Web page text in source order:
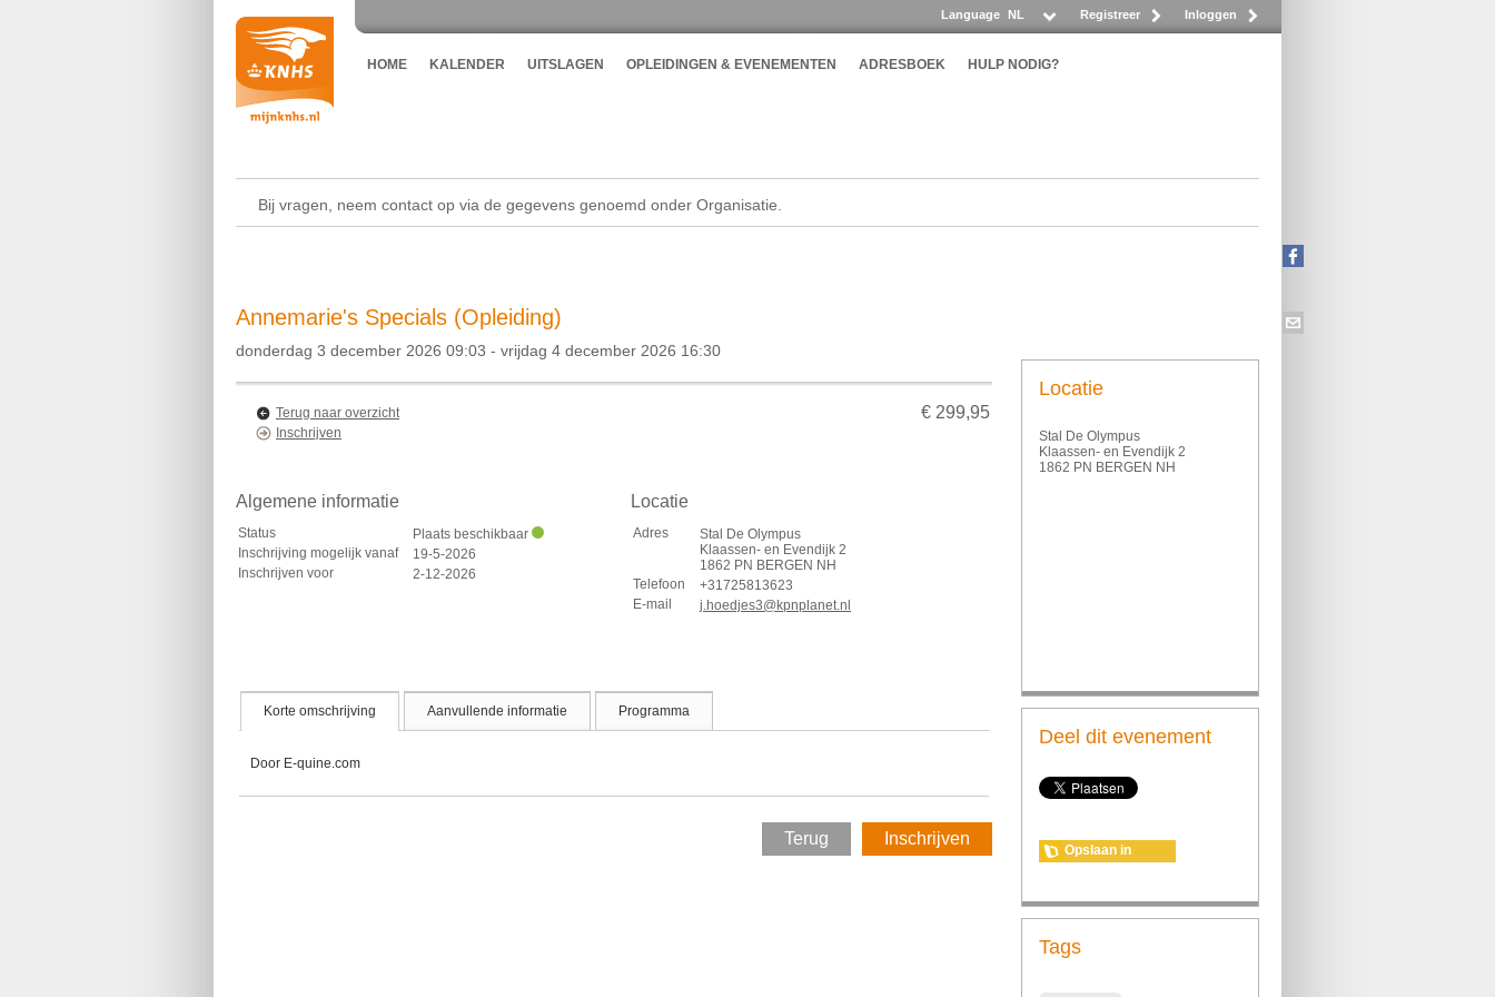
Registreer Inloggen
Language NL
HOME KALENDER UITSLAGEN OPLEIDINGEN & EVENEMENTEN ADRESBOEK HULP NODIG?
Bij vragen, neem contact op via de gegevens genoemd onder Organisatie.
Annemarie's Specials (Opleiding)
donderdag 3 december 2026 09:03 - vrijdag 4 december 2026 16:30
Terug naar overzicht
Inschrijven
€ 299,95
Algemene informatie
Status
Plaats beschikbaar
Inschrijving mogelijk vanaf
19-5-2026
Inschrijven voor
2-12-2026
Locatie
Adres
Stal De Olympus
Klaassen- en Evendijk 2
1862 PN BERGEN NH
Telefoon
+31725813623
E-mail
j.hoedjes3@kpnplanet.nl
Korte omschrijving Aanvullende informatie Programma
Door E-quine.com
Inschrijven
Terug
Locatie
Stal De Olympus
Klaassen- en Evendijk 2
1862 PN BERGEN NH
Deel dit evenement
Opslaan in
Tags